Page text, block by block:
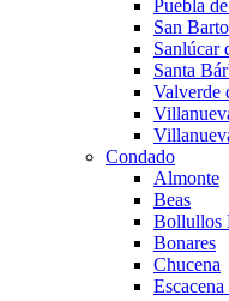
Puebla
San
Sanlúcar
Santa
Valverde
Condado
Almonte
Beas
Bollullos
Bonares
Chucena